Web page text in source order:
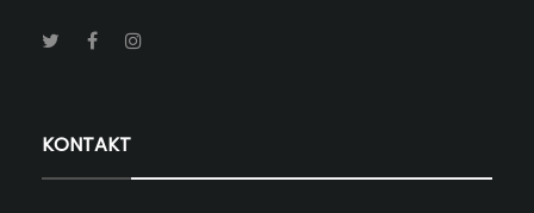
KONTAKT